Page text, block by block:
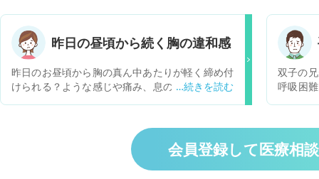
べて動きが悪いと言われています。 拡張型心筋症
の可能性も0ではないので頭の片隅に入れておい
て欲しいと言われました。 本人がしんどそうでは
ないので心臓が元気になる薬は使わずに利尿剤と
血管拡張剤を処方されています。 拡張型心筋症だ
った場合、どういう症状がでてくるのでしょう
か。 いろいろ調べましたが、とても怖い病気だと
上に飲みます。 よく笑うし、すごく大きな声で泣
きます。 とても心臓が悪い子には見えません。
もし拡張型心筋症だった場合、急に症状がでるも
ます、
着きま
す ホルター心電図をしたときに限って 脈が正常
で、異常なし
まいました
てます
ません、、 何か家でできる改善方法
昨日の昼頃から続く胸の違和感
昨日のお昼頃から胸の真ん中あたりが軽く締め付
けられる？ような感じや痛み、息の苦しさがあり
双子の
呼吸困
早めの
れては
手術し
不全に
会員登録して医療相